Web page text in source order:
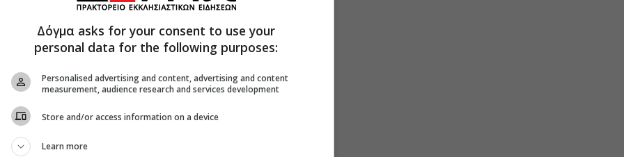
εξορία του Αγίου στην Τραϊανούπολη της
μ.Χ. Αρκετά χρόνια μετά την κοίμησή του,
ανακηρύχθηκε Άγιος της Eκκλησίας
ιερά λείψανα του Αγίου από την
Δόγμα asks for your consent to use your
personal data for the following purposes:
Personalised advertising and content, advertising and content
measurement, audience research and services development
Store and/or access information on a device
Learn more